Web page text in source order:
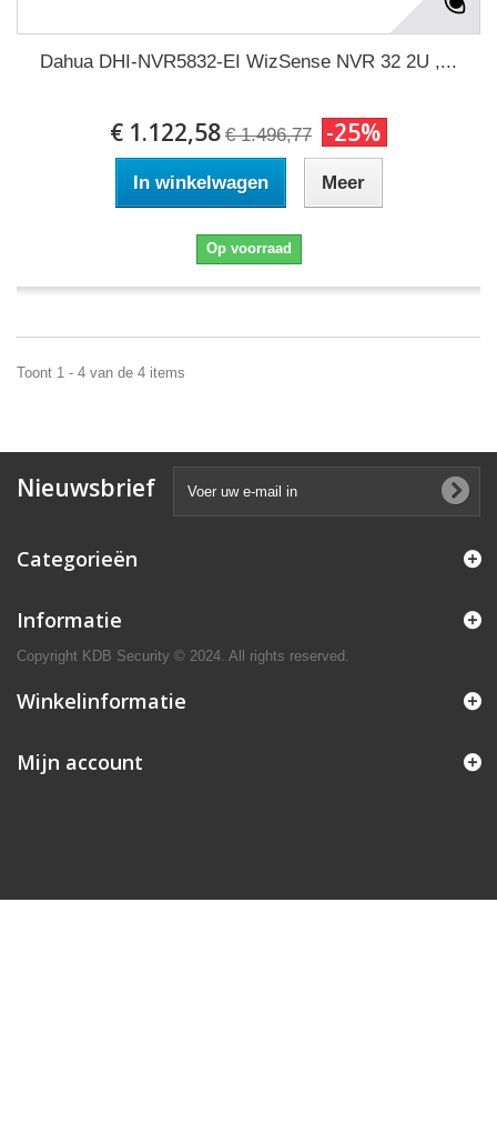
Dahua DHI-NVR5832-EI WizSense NVR 32 2U ,...
€ 1.122,58 € 1.496,77 -25%
In winkelwagen Meer
Op voorraad
Toont 1 - 4 van de 4 items
Nieuwsbrief
Categorieën
Informatie
Copyright KDB Security © 2024. All rights reserved.
Winkelinformatie
Mijn account